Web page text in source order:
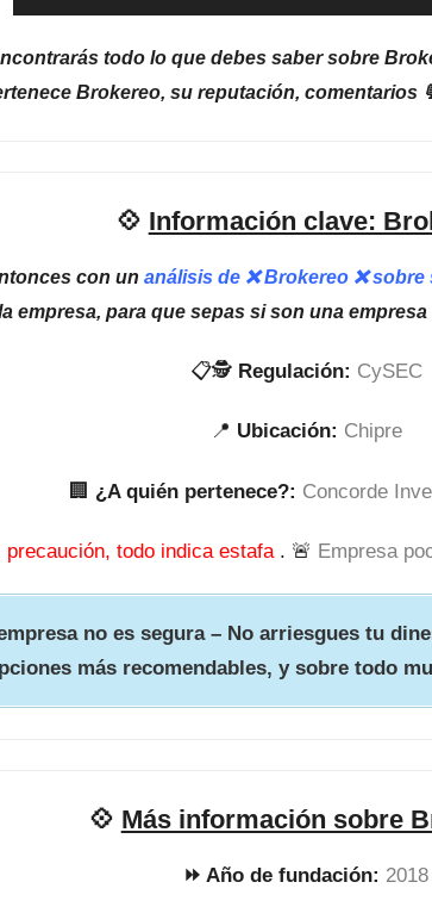
todo lo que debes saber sobre
Brokereo, su reputación, comentarios
💠 Información clave:
con unanálisis de ❌ Brokereo ❌
empresa, para que sepas si son una
📋🕵 Regulación: CySEC
📍 Ubicación: Chipre
🏢 ¿A quién pertenece?: Concorde
precaución, todo indica estafa . 🚨 Empresa
no es segura – No arriesgues tu
más recomendables, y sobre todo
💠 Más información sobre
⏩ Año de fundación: 2018